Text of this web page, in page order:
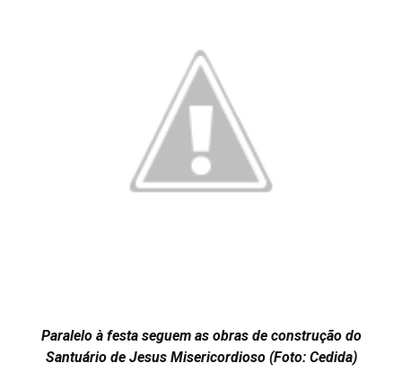
Paralelo à festa seguem as obras de construção do
Santuário de Jesus Misericordioso (Foto: Cedida)